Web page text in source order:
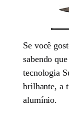
Se você
sabendo
tecnologia
brilhante, a
alumínio.